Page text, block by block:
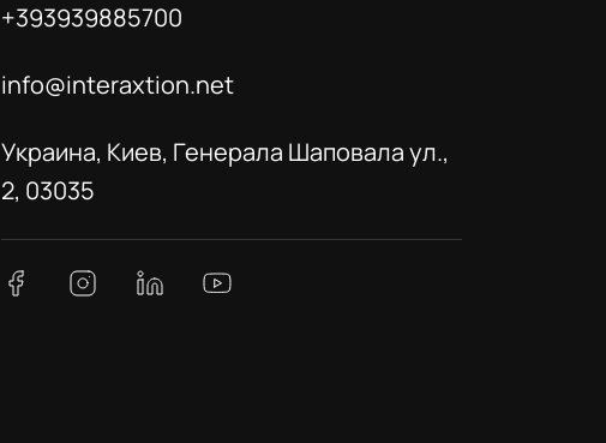
+393939885700
info@interaxtion.net
Украина, Киев, Генерала Шаповала ул.,
2, 03035